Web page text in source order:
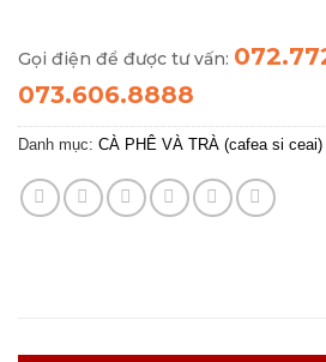
Gọi điện để được tư vấn:
073.606.8888
Danh mục: CÀ PHÊ VÀ TRÀ (cafea si ceai)